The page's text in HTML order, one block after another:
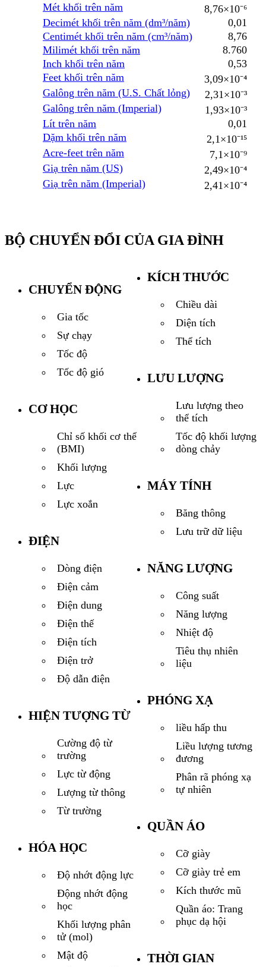
Mét khối trên năm
8,76×10⁻⁶
Decimét khối trên năm (dm³/năm)
0,01
Centimét khối trên năm (cm³/năm)
8,76
Milimét khối trên năm
8.760
Inch khối trên năm
0,53
Feet khối trên năm
3,09×10⁻⁴
Galông trên năm (U.S. Chất lỏng)
2,31×10⁻³
Galông trên năm (Imperial)
1,93×10⁻³
Lít trên năm
0,01
Dặm khối trên năm
2,1×10⁻¹⁵
Acre-feet trên năm
7,1×10⁻⁹
Giạ trên năm (US)
2,49×10⁻⁴
Giạ trên năm (Imperial)
2,41×10⁻⁴
BỘ CHUYỂN ĐỔI CỦA GIA ĐÌNH
CHUYỂN ĐỘNG
Gia tốc
Sự chạy
Tốc độ
Tốc độ gió
CƠ HỌC
Chỉ số khối cơ thể
(BMI)
Khối lượng
Lực
Lực xoắn
ĐIỆN
Dòng điện
Điện cảm
Điện dung
Điện thế
Điện tích
Điện trở
Độ dẫn điện
HIỆN TƯỢNG TỪ
Cường độ từ
trường
Lực từ động
Lượng từ thông
Từ trường
HÓA HỌC
Độ nhớt động lực
Động nhớt động
học
Khối lượng phân
tử (mol)
Mật độ
KÍCH THƯỚC
Chiều dài
Diện tích
Thể tích
LƯU LƯỢNG
Lưu lượng theo
thể tích
Tốc độ khối lượng
dòng chảy
MÁY TÍNH
Băng thông
Lưu trữ dữ liệu
NĂNG LƯỢNG
Công suất
Năng lượng
Nhiệt độ
Tiêu thụ nhiên
liệu
PHÓNG XẠ
liều hấp thu
Liều lượng tương
đương
Phân rã phóng xạ
tự nhiên
QUẦN ÁO
Cỡ giày
Cỡ giày trẻ em
Kích thước mũ
Quần áo: Trang
phục dạ hội
THỜI GIAN